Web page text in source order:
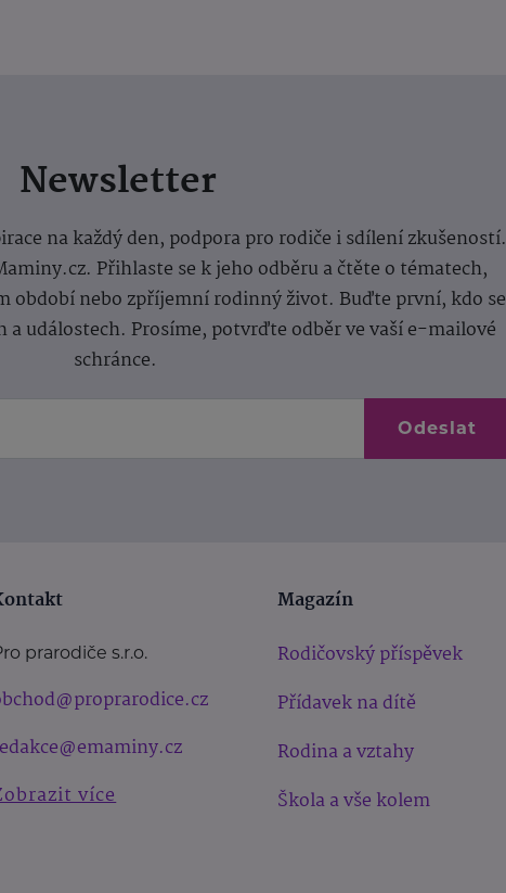
Newsletter
na každý den, podpora pro rodiče i sdílení zkušeností.
Přihlaste se k jeho odběru a čtěte o tématech,
období nebo zpříjemní rodinný život. Buďte první, kdo se
a událostech. Prosíme, potvrďte odběr ve vaší e-mailové
schránce.
Odeslat
prarodiče s.r.o.
více
Magazín
Rodičovský příspěvek
Přídavek na dítě
Rodina a vztahy
Škola a vše kolem